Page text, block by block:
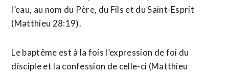
l’eau, au nom du Père, du Fils et du Saint-Esprit
(Matthieu 28:19).
Le baptême est à la fois l’expression de foi du
disciple et la confession de celle-ci (Matthieu